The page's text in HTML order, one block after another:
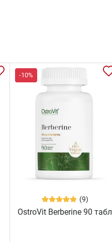
-10%
(9)
OstroVit Berberine 90 табл